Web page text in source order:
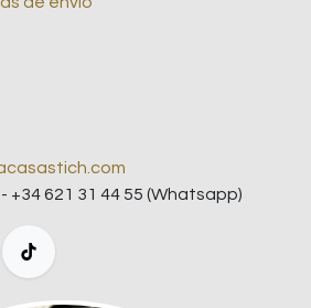
+34 621 31 44 55 (Whatsapp)